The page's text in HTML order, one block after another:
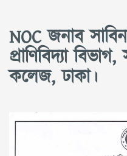
NOC জনাব
প্রাণিবিদ্যা
কলেজ, ঢাকা।